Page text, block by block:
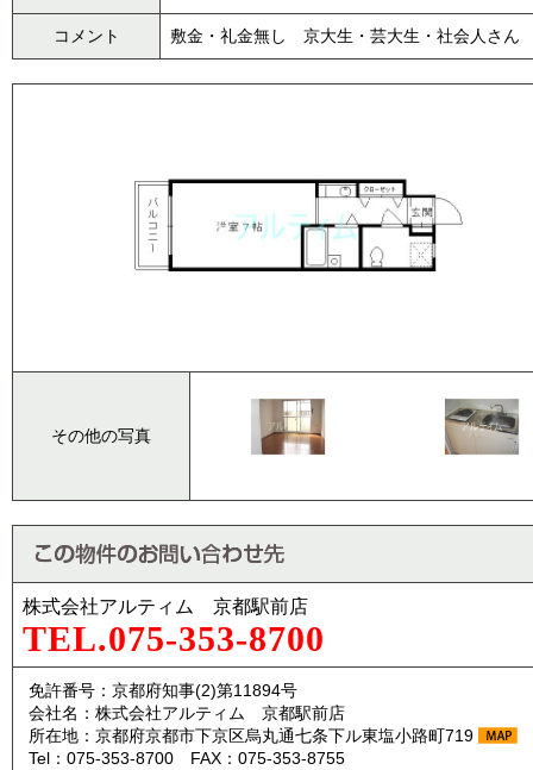
コメント 敷金・礼金無し 京大生・芸大生・社会人さん
その他の写真
株式会社アルティム 京都駅前店
TEL.075-353-8700
免許番号：京都府知事(2)第11894号
会社名：株式会社アルティム 京都駅前店
所在地：京都府京都市下京区烏丸通七条下ル東塩小路町719
Tel：075-353-8700 FAX：075-353-8755